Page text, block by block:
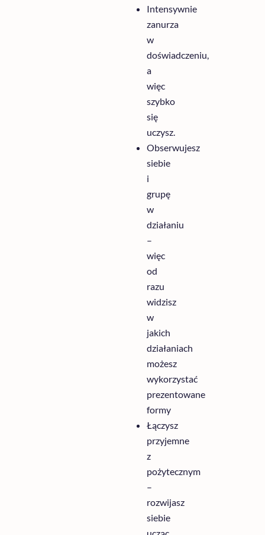
Intensywnie
zanurza
w
doświadczeniu,
a
więc
szybko
się
uczysz.
Obserwujesz
siebie
i
grupę
w
działaniu
–
więc
od
razu
widzisz
w
jakich
działaniach
możesz
wykorzystać
prezentowane
formy
Łączysz
przyjemne
z
pożytecznym
–
rozwijasz
siebie